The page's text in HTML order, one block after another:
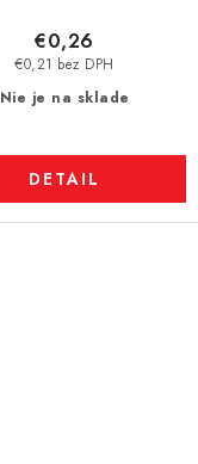
Nie je na sklade
€0,21 bez DPH
€0,26
DETAIL